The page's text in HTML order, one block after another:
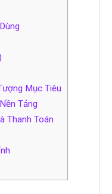
Mục Tiêu
Tảng
Thanh Toán